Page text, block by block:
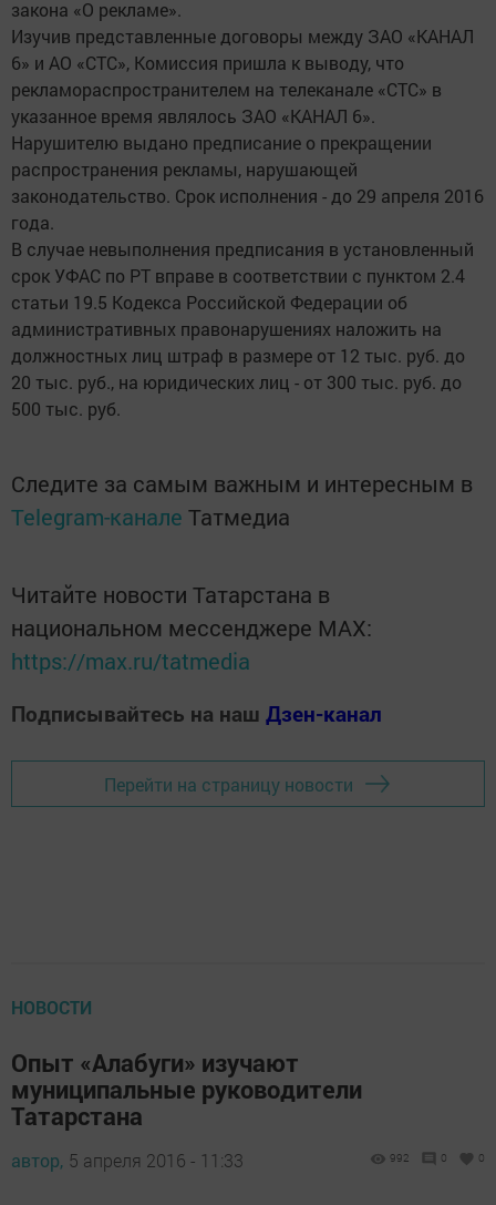
закона «О рекламе».
Изучив представленные договоры между ЗАО «КАНАЛ
6» и АО «СТС», Комиссия пришла к выводу, что
рекламораспространителем на телеканале «СТС» в
указанное время являлось ЗАО «КАНАЛ 6».
Нарушителю выдано предписание о прекращении
распространения рекламы, нарушающей
законодательство. Срок исполнения - до 29 апреля 2016
года.
В случае невыполнения предписания в установленный
срок УФАС по РТ вправе в соответствии с пунктом 2.4
статьи 19.5 Кодекса Российской Федерации об
административных правонарушениях наложить на
должностных лиц штраф в размере от 12 тыс. руб. до
20 тыс. руб., на юридических лиц - от 300 тыс. руб. до
500 тыс. руб.
Следите за самым важным и интересным в
Telegram-канале Татмедиа
Читайте новости Татарстана в
национальном мессенджере MАХ:
https://max.ru/tatmedia
Подписывайтесь на наш Дзен-канал
Перейти на страницу новости
НОВОСТИ
Опыт «Алабуги» изучают
муниципальные руководители
Татарстана
автор, 5 апреля 2016 - 11:33 992 0 0